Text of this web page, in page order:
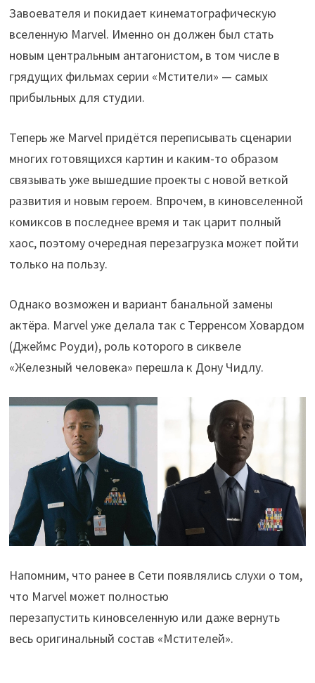
Завоевателя и покидает кинематографическую
вселенную Marvel. Именно он должен был стать
новым центральным антагонистом, в том числе в
грядущих фильмах серии «Мстители» — самых
прибыльных для студии.
Теперь же Marvel придётся переписывать сценарии
многих готовящихся картин и каким-то образом
связывать уже вышедшие проекты с новой веткой
развития и новым героем. Впрочем, в киновселенной
комиксов в последнее время и так царит полный
хаос, поэтому очередная перезагрузка может пойти
только на пользу.
Однако возможен и вариант банальной замены
актёра. Marvel уже делала так с Терренсом Ховардом
(Джеймс Роуди), роль которого в сиквеле
«Железный человека» перешла к Дону Чидлу.
Напомним, что ранее в Сети появлялись слухи о том,
что Marvel может полностью
перезапустить киновселенную или даже вернуть
весь оригинальный состав «Мстителей».